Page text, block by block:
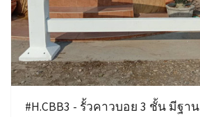
#H.CBB3 - รั้วคาวบอย 3 ชั้น มีฐาน